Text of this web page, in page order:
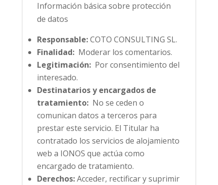
Información básica sobre protección
de datos
Responsable:COTO CONSULTING SL.
Finalidad:Moderar los comentarios.
Legitimación:Por consentimiento del
interesado.
Destinatarios y encargados de
tratamiento:No se ceden o
comunican datos a terceros para
prestar este servicio. El Titular ha
contratado los servicios de alojamiento
web a IONOS que actúa como
encargado de tratamiento.
Derechos:Acceder, rectificar y suprimir